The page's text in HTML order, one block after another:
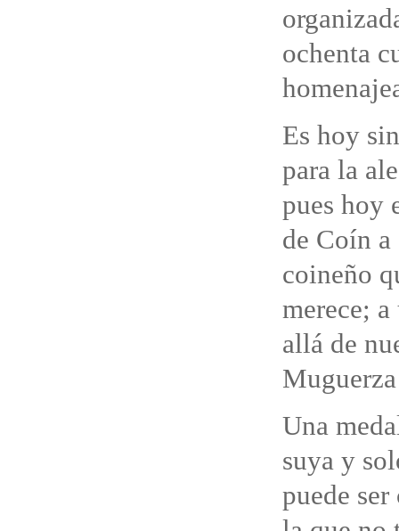
ochenta
Es hoy
para la
pues hoy
de Coín
coineño
merece;
allá de
Una
suya y
puede